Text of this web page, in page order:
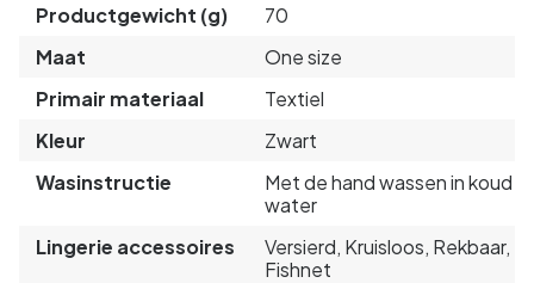
Productgewicht (g)
70
Maat
One size
Primair materiaal
Textiel
Kleur
Zwart
Wasinstructie
Met de hand wassen in koud
water
Lingerie accessoires
Versierd, Kruisloos, Rekbaar,
Fishnet